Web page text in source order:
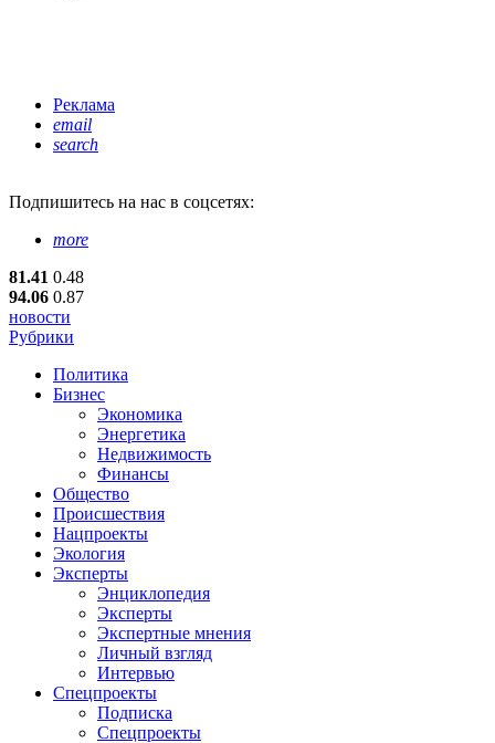
Реклама
email
search
Подпишитесь на нас в соцсетях:
more
81.41 0.48
94.06 0.87
новости
Рубрики
Политика
Бизнес
Экономика
Энергетика
Недвижимость
Финансы
Общество
Происшествия
Нацпроекты
Экология
Эксперты
Энциклопедия
Эксперты
Экспертные мнения
Личный взгляд
Интервью
Спецпроекты
Подписка
Спецпроекты